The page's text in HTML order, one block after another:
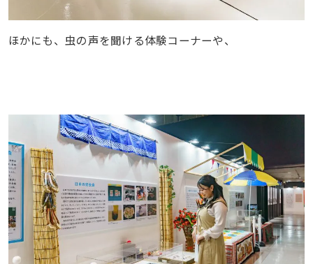
ほかにも、虫の声を聞ける体験コーナーや、